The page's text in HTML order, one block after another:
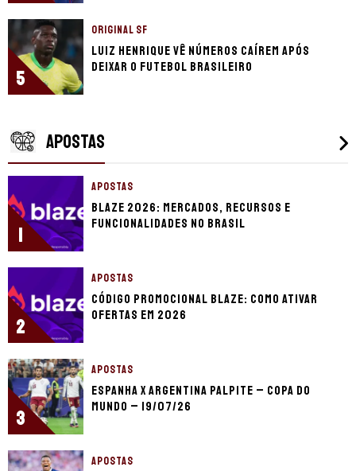
5
ORIGINAL SF
Luiz Henrique vê números caírem após
deixar o futebol brasileiro
APOSTAS
1
APOSTAS
Blaze 2026: mercados, recursos e
funcionalidades no Brasil
2
APOSTAS
Código promocional Blaze: como ativar
ofertas em 2026
3
APOSTAS
Espanha x Argentina palpite – Copa do
Mundo – 19/07/26
APOSTAS